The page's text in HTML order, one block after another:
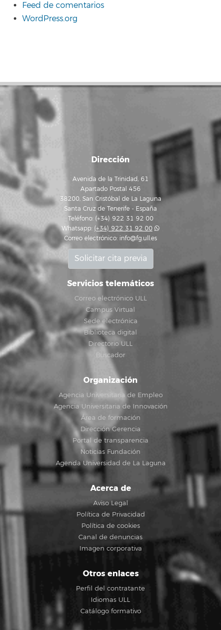
Feed de comentarios
WordPress.org
Dirección
Avenida de la Trinidad, 61
Apartado Postal 456
38200, San Cristóbal de La Laguna
Santa Cruz de Tenerife - España
Teléfono: (+34) 922 31 92 00
Whatsapp: (+34) 922 31 92 00
Correo electrónico: info@fg.ull.es
Solicitar cita previa
Servicios telemáticos
Correo electrónico ULL
Campus Virtual
Sede electrónica
Biblioteca digital
Directorio ULL
Buscador
Organización
Agencia Universitaria de Empleo
Agencia Universitaria de Innovación
Área de formación
Dirección Gerencia
Portal de transparencia
Noticias Fundación
Agenda Universidad de La Laguna
Acerca de
Aviso Legal
Política de Privacidad
Política de cookies
Canal de denuncias
Imagen corporativa
Otros enlaces
Perfil del contratante
Idiomas ULL
Catálogo formativo